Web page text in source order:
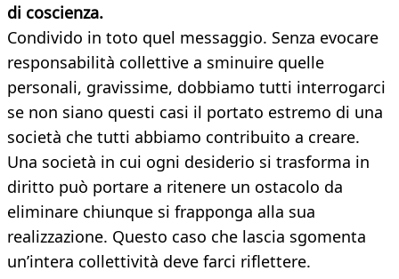
di coscienza.
Condivido in toto quel messaggio. Senza evocare
responsabilità collettive a sminuire quelle
personali, gravissime, dobbiamo tutti interrogarci
se non siano questi casi il portato estremo di una
società che tutti abbiamo contribuito a creare.
Una società in cui ogni desiderio si trasforma in
diritto può portare a ritenere un ostacolo da
eliminare chiunque si frapponga alla sua
realizzazione. Questo caso che lascia sgomenta
un’intera collettività deve farci riflettere.